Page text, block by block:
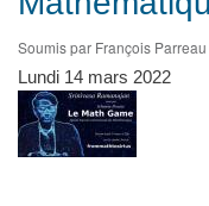
Soumis par François Parreau
Lundi 14 mars 2022